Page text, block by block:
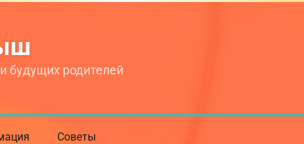
будущих родителей
Советы